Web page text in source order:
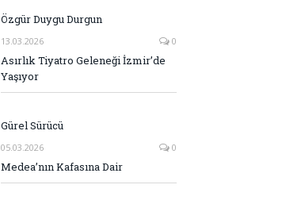
Özgür Duygu Durgun
13.03.2026 0
Asırlık Tiyatro Geleneği İzmir’de
Yaşıyor
Gürel Sürücü
05.03.2026 0
Medea’nın Kafasına Dair